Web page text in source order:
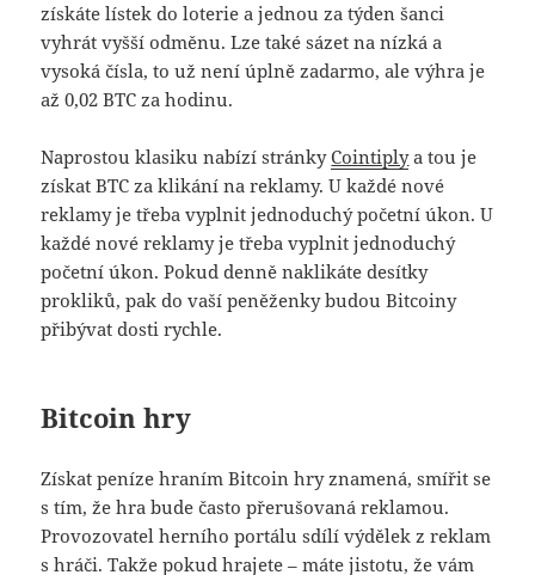
získáte lístek do loterie a jednou za týden šanci
vyhrát vyšší odměnu. Lze také sázet na nízká a
vysoká čísla, to už není úplně zadarmo, ale výhra je
až 0,02 BTC za hodinu.
Naprostou klasiku nabízí stránkyCointiplya tou je
získat BTC za klikání na reklamy. U každé nové
reklamy je třeba vyplnit jednoduchý početní úkon. U
každé nové reklamy je třeba vyplnit jednoduchý
početní úkon. Pokud denně naklikáte desítky
prokliků, pak do vaší peněženky budou Bitcoiny
přibývat dosti rychle.
Bitcoin hry
Získat peníze hraním Bitcoin hry znamená, smířit se
s tím, že hra bude často přerušovaná reklamou.
Provozovatel herního portálu sdílí výdělek z reklam
s hráči. Takže pokud hrajete – máte jistotu, že vám